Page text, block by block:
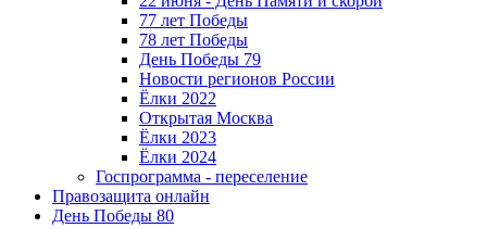
77 лет Победы
78 лет Победы
День Победы 79
Новости регионов России
Ёлки 2022
Открытая Москва
Ёлки 2023
Ёлки 2024
Госпрограмма - переселение
Правозащита онлайн
День Победы 80